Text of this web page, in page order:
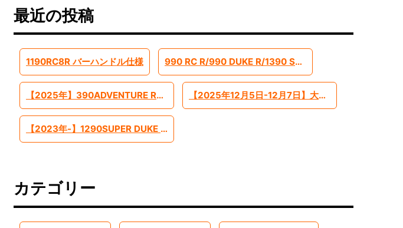
最近の投稿
1190RC8R バーハンドル仕様 990 RC R/990 DUKE R/1390 SUPERADVENTURE S EVO 2026モデル予約受付中です
【2025年】390ADVENTURE R ローシャーシモデル【-45mm】 【2025年12月5日-12月7日】大阪モーターショー インポートブランドとして出展します
【2023年-】1290SUPER DUKE R EVO ローシャーシモデル【-45mm】
カテゴリー